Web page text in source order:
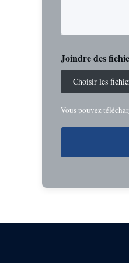
Joindre des
Choisir les
Vous pouvez